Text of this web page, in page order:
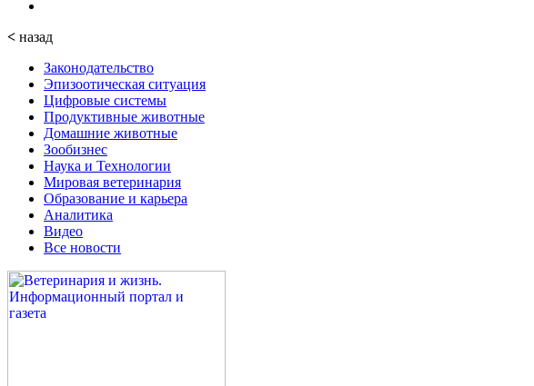
< назад
Законодательство
Эпизоотическая ситуация
Цифровые системы
Продуктивные животные
Домашние животные
Зообизнес
Наука и Технологии
Мировая ветеринария
Образование и карьера
Аналитика
Видео
Все новости